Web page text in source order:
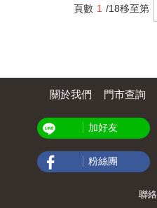
人／吳姵瑩
心理學大
師＆愛心理
的低谷，或
緒，本書都
習用溝通
／聊天大叔
密，讓關係
會吵架，
怎麼收拾
頁數 1 /18移至第
關於我們 門市查詢
加好友
粉絲團
聯